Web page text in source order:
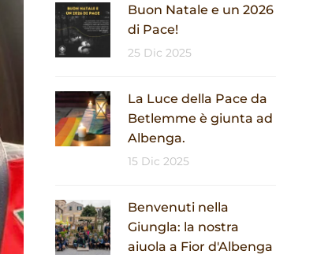
Buon Natale e un 2026
di Pace!
25 Dic 2025
La Luce della Pace da
Betlemme è giunta ad
Albenga.
15 Dic 2025
Benvenuti nella
Giungla: la nostra
aiuola a Fior d'Albenga